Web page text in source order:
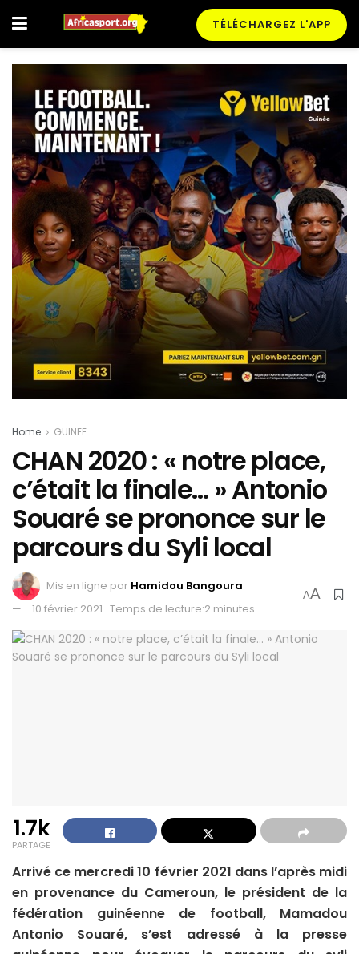
TÉLÉCHARGEZ L'APP
Home GUINEE
CHAN 2020 : « notre place,
c’était la finale… » Antonio
Souaré se prononce sur le
parcours du Syli local
Mis en ligne par Hamidou Bangoura
10 février 2021 Temps de lecture:2 minutes
AA
1.7k
PARTAGE
Arrivé ce mercredi 10 février 2021 dans l’après midi
en provenance du Cameroun, le président de la
fédération guinéenne de football, Mamadou
Antonio Souaré, s’est adressé à la presse